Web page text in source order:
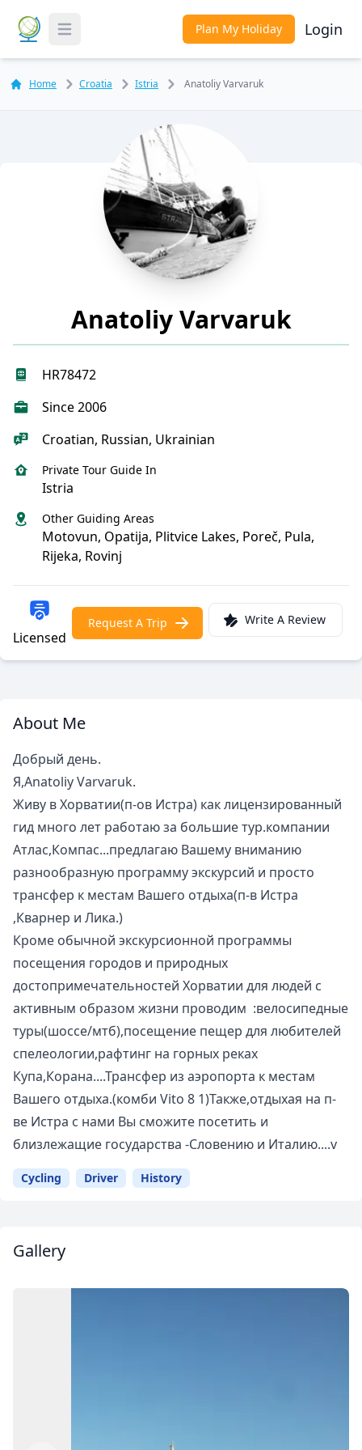
Toggle Menu Plan My Holiday Login
Home Croatia Istria Anatoliy Varvaruk
Anatoliy Varvaruk
HR78472
Since 2006
Croatian, Russian, Ukrainian
Private Tour Guide In
Istria
Other Guiding Areas
Motovun, Opatija, Plitvice Lakes, Poreč, Pula,
Rijeka, Rovinj
Licensed
Request A Trip Write A Review
About Me
Добрый день.
Я,Anatoliy Varvaruk.
Живу в Хорватии(п-oв Истра) как лицензированный
гид много лет работаю за большие тур.компании
Атлас,Компас...предлагаю Вашему вниманию
разнообразную программу экскурсий и просто
трансфер к местам Вашего отдыха(п-в Истра
,Кварнер и Лика.)
Кроме обычной экскурсионной программы
посещения городов и природных
достопримечательностей Хорватии для людей с
активным образом жизни проводим :велосипедные
туры(шоссе/мтб),посещение пещер для любителей
спелеологии,рафтинг на горных реках
Купа,Корана....Трансфер из аэропорта к местам
Вашего отдыха.(комби Vito 8 1)Также,отдыхая на п-
ве Истра с нами Вы сможите посетить и
близлежащие государства -Словению и Италию....v
Cycling Driver History
Gallery